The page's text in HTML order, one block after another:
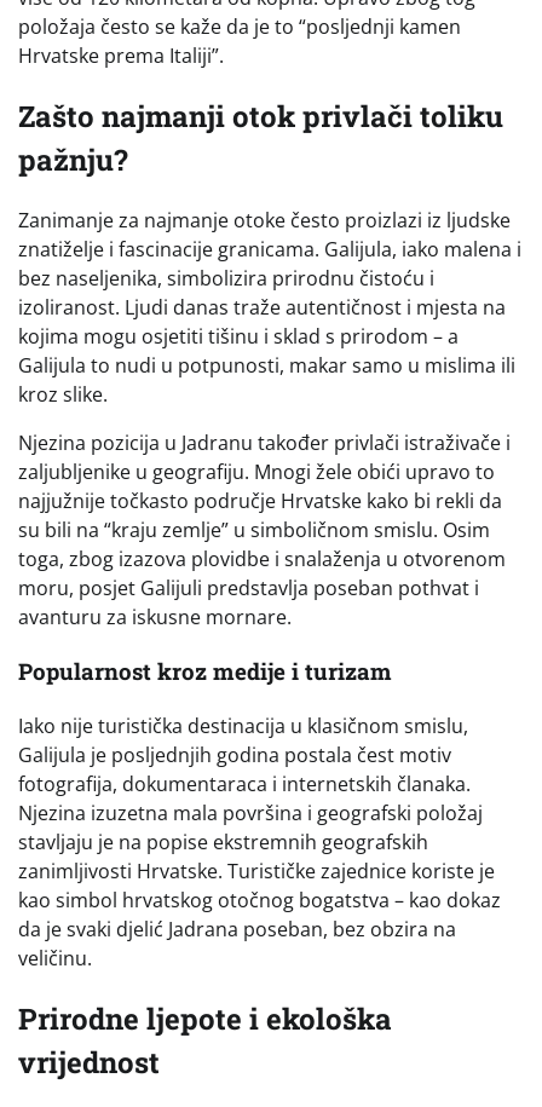
položaja često se kaže da je to “posljednji kamen
Hrvatske prema Italiji”.
Zašto najmanji otok privlači toliku
pažnju?
Zanimanje za najmanje otoke često proizlazi iz ljudske
znatiželje i fascinacije granicama. Galijula, iako malena i
bez naseljenika, simbolizira prirodnu čistoću i
izoliranost. Ljudi danas traže autentičnost i mjesta na
kojima mogu osjetiti tišinu i sklad s prirodom – a
Galijula to nudi u potpunosti, makar samo u mislima ili
kroz slike.
Njezina pozicija u Jadranu također privlači istraživače i
zaljubljenike u geografiju. Mnogi žele obići upravo to
najjužnije točkasto područje Hrvatske kako bi rekli da
su bili na “kraju zemlje” u simboličnom smislu. Osim
toga, zbog izazova plovidbe i snalaženja u otvorenom
moru, posjet Galijuli predstavlja poseban pothvat i
avanturu za iskusne mornare.
Popularnost kroz medije i turizam
Iako nije turistička destinacija u klasičnom smislu,
Galijula je posljednjih godina postala čest motiv
fotografija, dokumentaraca i internetskih članaka.
Njezina izuzetna mala površina i geografski položaj
stavljaju je na popise ekstremnih geografskih
zanimljivosti Hrvatske. Turističke zajednice koriste je
kao simbol hrvatskog otočnog bogatstva – kao dokaz
da je svaki djelić Jadrana poseban, bez obzira na
veličinu.
Prirodne ljepote i ekološka
vrijednost